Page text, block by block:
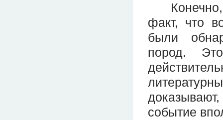
Конечно,
факт, что
были
пород.
событие